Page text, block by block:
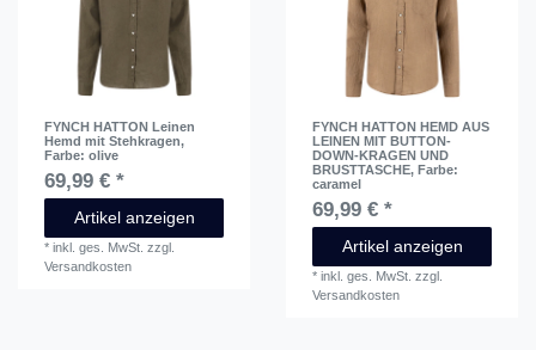
FYNCH HATTON Leinen
Hemd mit Stehkragen,
Farbe: olive
69,99 € *
Artikel anzeigen
*inkl. ges. MwSt. zzgl.
Versandkosten
FYNCH HATTON HEMD AUS
LEINEN MIT BUTTON-
DOWN-KRAGEN UND
BRUSTTASCHE, Farbe:
caramel
69,99 € *
Artikel anzeigen
*inkl. ges. MwSt. zzgl.
Versandkosten